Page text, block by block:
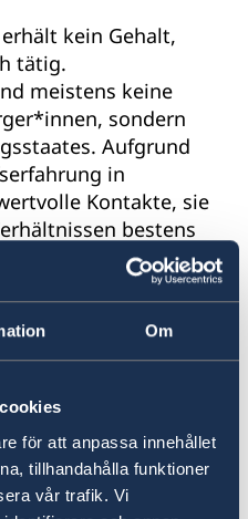
Om
för att anpassa innehållet
tillhandahålla funktioner
vår trafik. Vi
kein Gehalt,
tätig.
meistens keine
sondern
Aufgrund
in
Kontakte, sie
bestens
schwedischen
gute Hilfe leisten.
in Absprache mit
örtliche Behörden
zu bekommen.
eine Art „Filiale“
(die sich in Wien